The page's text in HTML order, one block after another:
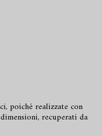
poiché realizzate con
recuperati da